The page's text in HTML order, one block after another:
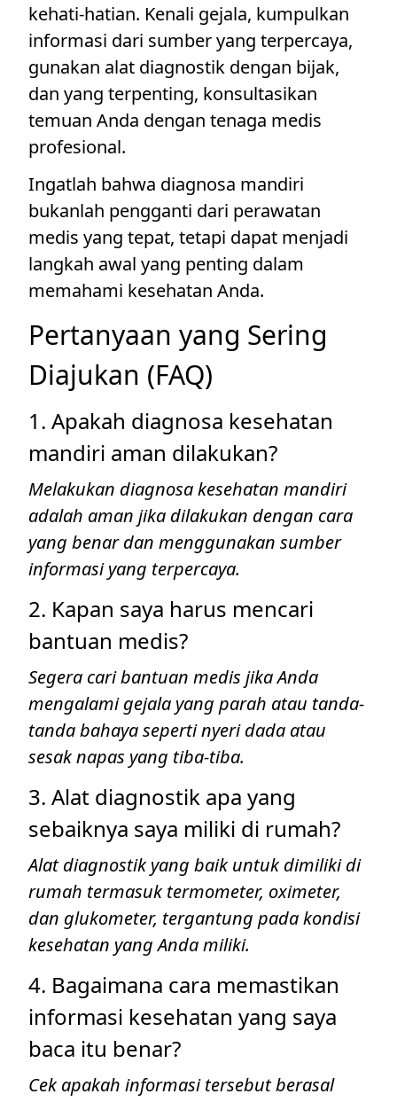
kehati-hatian. Kenali gejala, kumpulkan
informasi dari sumber yang terpercaya,
gunakan alat diagnostik dengan bijak,
dan yang terpenting, konsultasikan
temuan Anda dengan tenaga medis
profesional.
Ingatlah bahwa diagnosa mandiri
bukanlah pengganti dari perawatan
medis yang tepat, tetapi dapat menjadi
langkah awal yang penting dalam
memahami kesehatan Anda.
Pertanyaan yang Sering
Diajukan (FAQ)
1. Apakah diagnosa kesehatan
mandiri aman dilakukan?
Melakukan diagnosa kesehatan mandiri
adalah aman jika dilakukan dengan cara
yang benar dan menggunakan sumber
informasi yang terpercaya.
2. Kapan saya harus mencari
bantuan medis?
Segera cari bantuan medis jika Anda
mengalami gejala yang parah atau tanda-
tanda bahaya seperti nyeri dada atau
sesak napas yang tiba-tiba.
3. Alat diagnostik apa yang
sebaiknya saya miliki di rumah?
Alat diagnostik yang baik untuk dimiliki di
rumah termasuk termometer, oximeter,
dan glukometer, tergantung pada kondisi
kesehatan yang Anda miliki.
4. Bagaimana cara memastikan
informasi kesehatan yang saya
baca itu benar?
Cek apakah informasi tersebut berasal